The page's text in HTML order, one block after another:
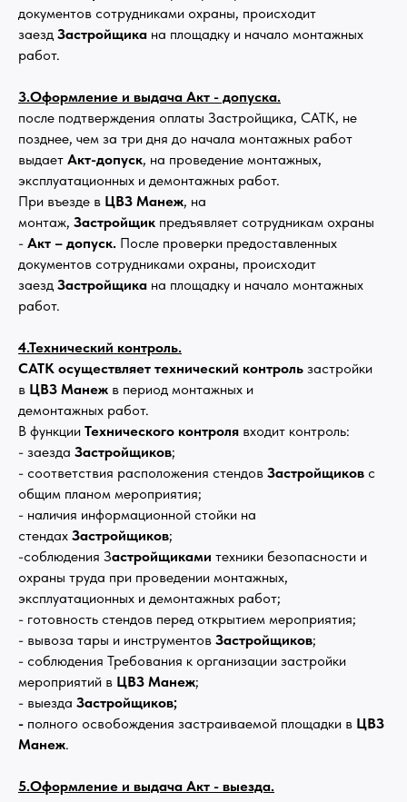
документов сотрудниками охраны, происходит
заезд Застройщика на площадку и начало монтажных
работ.
3.Оформление и выдача Акт - допуска.
после подтверждения оплаты Застройщика, САТК, не
позднее, чем за три дня до начала монтажных работ
выдает Акт-допуск, на проведение монтажных,
эксплуатационных и демонтажных работ.
При въезде в ЦВЗ Манеж, на
монтаж, Застройщик предъявляет сотрудникам охраны
- Акт – допуск. После проверки предоставленных
документов сотрудниками охраны, происходит
заезд Застройщика на площадку и начало монтажных
работ.
4.Технический контроль.
САТК осуществляет технический контроль застройки
в ЦВЗ Манеж в период монтажных и
демонтажных работ.
В функции Технического контроля входит контроль:
- заезда Застройщиков;
- соответствия расположения стендов Застройщиков с
общим планом мероприятия;
- наличия информационной стойки на
стендах Застройщиков;
-соблюдения Застройщиками техники безопасности и
охраны труда при проведении монтажных,
эксплуатационных и демонтажных работ;
- готовность стендов перед открытием мероприятия;
- вывоза тары и инструментов Застройщиков;
- соблюдения Требования к организации застройки
мероприятий в ЦВЗ Манеж;
- выезда Застройщиков;
- полного освобождения застраиваемой площадки в ЦВЗ
Манеж.
5.Оформление и выдача Акт - выезда.